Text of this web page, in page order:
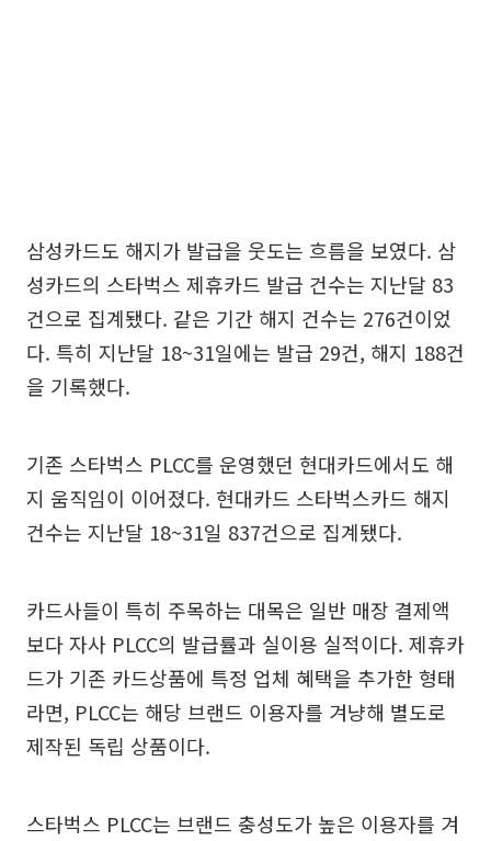
삼성카드도 해지가 발급을 웃도는 흐름을 보였다. 삼
성카드의 스타벅스 제휴카드 발급 건수는 지난달 83
건으로 집계됐다. 같은 기간 해지 건수는 276건이었
다. 특히 지난달 18~31일에는 발급 29건, 해지 188건
을 기록했다.
기존 스타벅스 PLCC를 운영했던 현대카드에서도 해
지 움직임이 이어졌다. 현대카드 스타벅스카드 해지
건수는 지난달 18~31일 837건으로 집계됐다.
카드사들이 특히 주목하는 대목은 일반 매장 결제액
보다 자사 PLCC의 발급률과 실이용 실적이다. 제휴카
드가 기존 카드상품에 특정 업체 혜택을 추가한 형태
라면, PLCC는 해당 브랜드 이용자를 겨냥해 별도로
제작된 독립 상품이다.
스타벅스 PLCC는 브랜드 충성도가 높은 이용자를 겨